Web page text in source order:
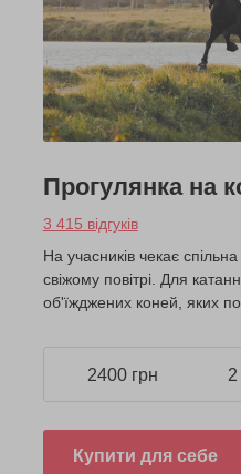
Прогулянка на
3 415 відгуків
На учасників чекає
свіжому повітрі. Для
об'їжджених коней, яких
2400 грн
Купити для себе